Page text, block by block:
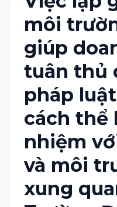
môi
giúp
tuân thủ
pháp
cách thể
nhiệm
và môi
xung